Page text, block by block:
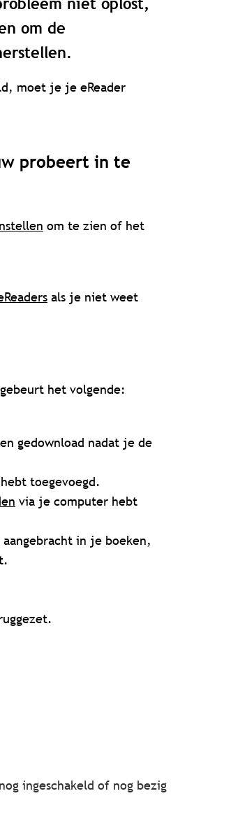
niet oplost,
om de
moet je je eReader
probeert in te
om te zien of het
als je niet weet
het volgende:
gedownload nadat je de
toegevoegd.
via je computer hebt
in je boeken,
ingeschakeld of nog bezig